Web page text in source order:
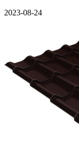
2023-08-24